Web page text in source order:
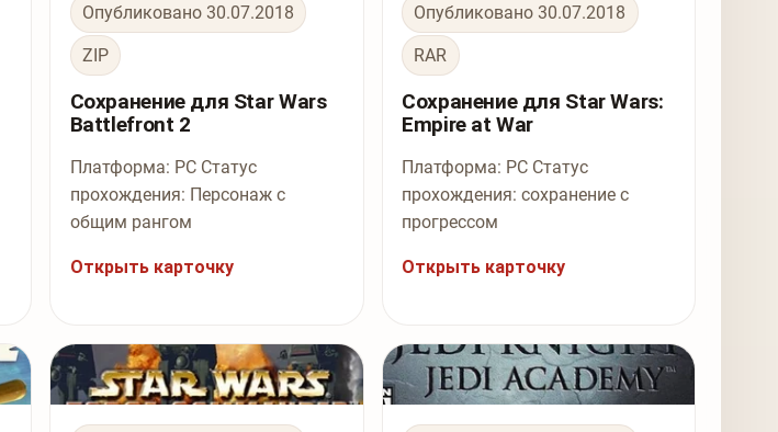
Опубликовано 30.07.2018
ZIP
Сохранение для Star Wars
Battlefront 2
Платформа: PC Статус
прохождения: Персонаж с
общим рангом
Открыть карточку
Опубликовано 30.07.2018
RAR
Сохранение для Star Wars:
Empire at War
Платформа: PC Статус
прохождения: сохранение с
прогрессом
Открыть карточку